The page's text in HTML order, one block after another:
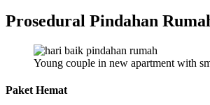
Prosedural Pindahan
Young couple in new apartment with
Paket Hemat